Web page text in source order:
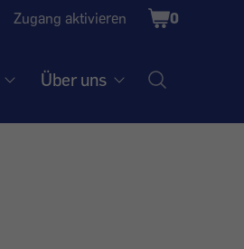
Zugang aktivieren
Shopping
Cart
0
Über uns